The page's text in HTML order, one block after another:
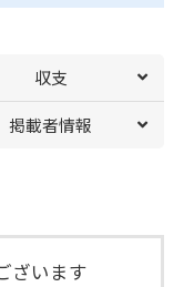
収支
掲載者情報
ざいます